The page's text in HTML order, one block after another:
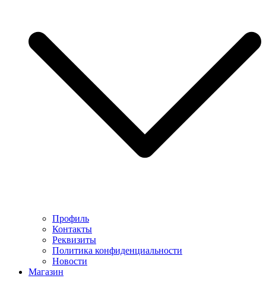
Профиль
Контакты
Реквизиты
Политика конфиденциальности
Новости
Магазин